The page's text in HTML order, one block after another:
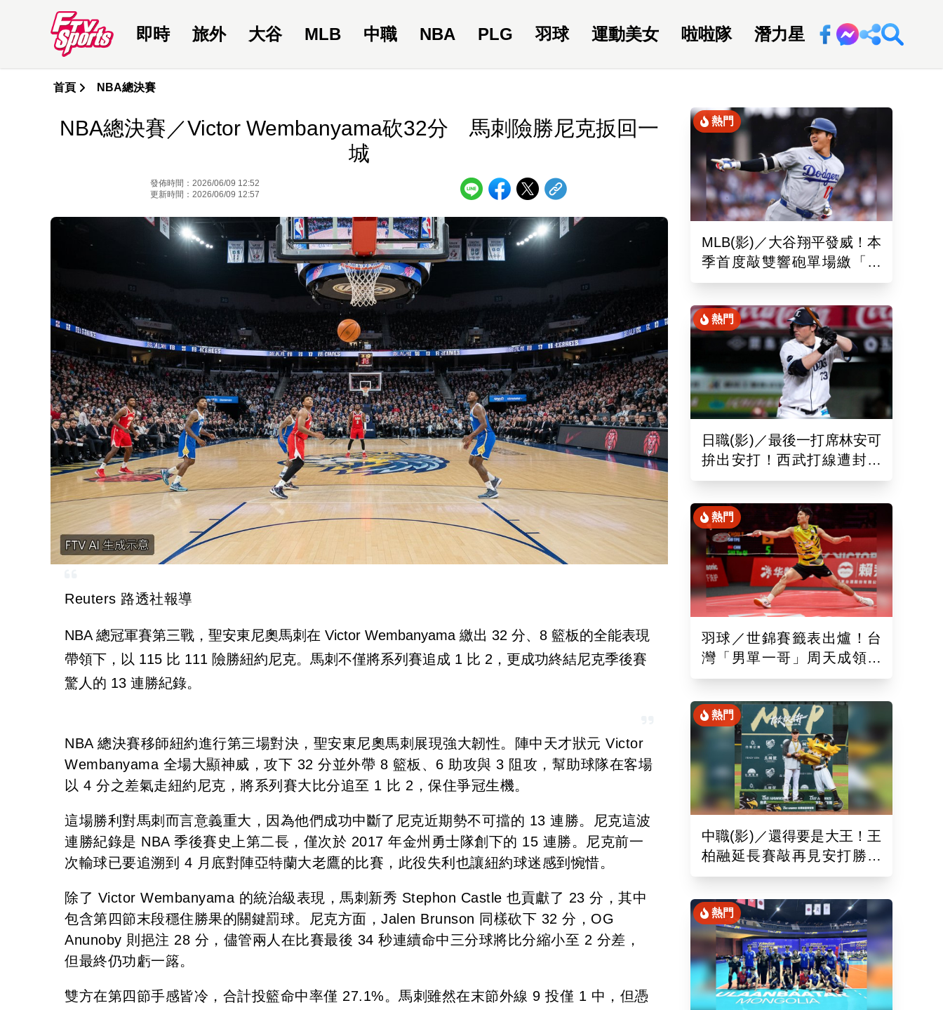
即時 旅外 大谷 MLB 中職 NBA PLG 羽球 運動美女 啦啦隊 潛力星 回新聞網
首頁 NBA總決賽
NBA總決賽／Victor Wembanyama砍32分 馬刺險勝尼克扳回一
城
發佈時間：2026/06/09 12:52
更新時間：2026/06/09 12:57
Reuters 路透社報導
NBA 總冠軍賽第三戰，聖安東尼奧馬刺在 Victor Wembanyama 繳出 32 分、8 籃板的全能表現
帶領下，以 115 比 111 險勝紐約尼克。馬刺不僅將系列賽追成 1 比 2，更成功終結尼克季後賽
驚人的 13 連勝紀錄。
NBA 總決賽移師紐約進行第三場對決，聖安東尼奧馬刺展現強大韌性。陣中天才狀元 Victor
Wembanyama 全場大顯神威，攻下 32 分並外帶 8 籃板、6 助攻與 3 阻攻，幫助球隊在客場
以 4 分之差氣走紐約尼克，將系列賽大比分追至 1 比 2，保住爭冠生機。
這場勝利對馬刺而言意義重大，因為他們成功中斷了尼克近期勢不可擋的 13 連勝。尼克這波
連勝紀錄是 NBA 季後賽史上第二長，僅次於 2017 年金州勇士隊創下的 15 連勝。尼克前一
次輸球已要追溯到 4 月底對陣亞特蘭大老鷹的比賽，此役失利也讓紐約球迷感到惋惜。
除了 Victor Wembanyama 的統治級表現，馬刺新秀 Stephon Castle 也貢獻了 23 分，其中
包含第四節末段穩住勝果的關鍵罰球。尼克方面，Jalen Brunson 同樣砍下 32 分，OG
Anunoby 則挹注 28 分，儘管兩人在比賽最後 34 秒連續命中三分球將比分縮小至 2 分差，
但最終仍功虧一簬。
雙方在第四節手感皆冷，合計投籃命中率僅 27.1%。馬刺雖然在末節外線 9 投僅 1 中，但憑
熱門
MLB(影)／大谷翔平發威！本
季首度敲雙響砲單場繳「猛
打賞」！道奇依舊苦吞6連敗
熱門
日職(影)／最後一打席林安可
拚出安打！西武打線遭封鎖
0：8不敵羅德吞2連敗
熱門
羽球／世錦賽籤表出爐！台
灣「男單一哥」周天成領軍
率15組台將遠赴印度拚戰
熱門
中職(影)／還得要是大王！王
柏融延長賽敲再見安打勝桃
猿 終止對戰5連敗
熱門